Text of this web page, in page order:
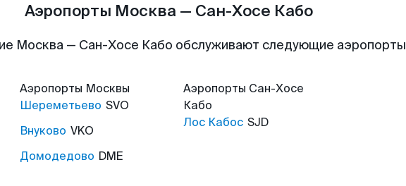
Аэропорты Москва — Сан-Хосе Кабо
Москва — Сан-Хосе Кабо обслуживают следующие аэропорты
Аэропорты Москвы
Шереметьево SVO
Внуково VKO
Домодедово DME
Аэропорты Сан-Хосе
Кабо
Лос Кабос SJD